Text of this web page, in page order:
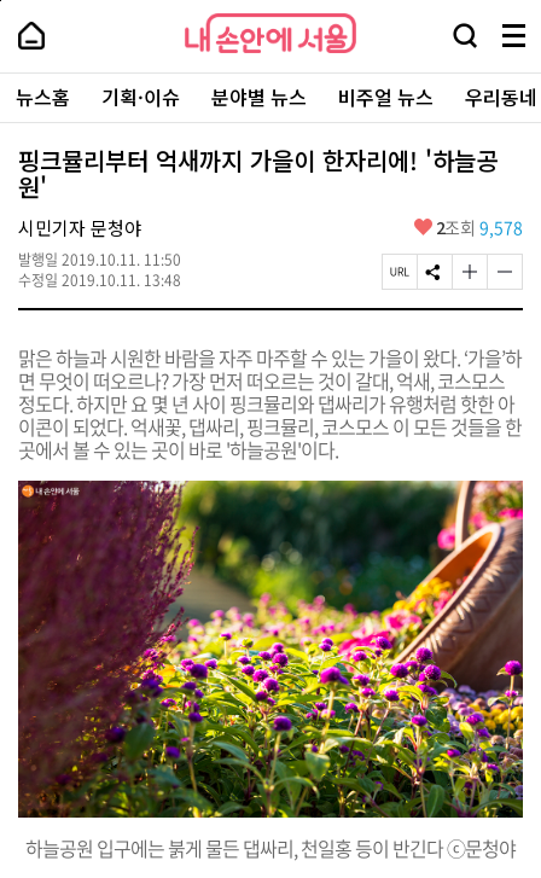
본
로
가
내
손
안
에
서
울
-
서
울
시
대
표
소
통
포
내
손
에
울
검
창
열
기
메
뉴
전
체
보
주
요
서
뉴스홈 기획·이슈 분야별 뉴스 비주얼 뉴스 우리동
핑크뮬리부터 억새까지 가을이 한자리에! '하늘공
원'
시민기자 문청야
발행일 2019.10.11. 11:50
수정일 2019.10.11. 13:48
좋
요
2조회 9,578
페
이
R
L
복
사
S
N
공
유
하
기
글
자
기
크
게
변
경
하
글
자
기
작
게
변
경
하
맑은 하늘과 시원한 바람을 자주 마주할 수 있는 가을이 왔다. ‘가을’하
면 무엇이 떠오르나? 가장 먼저 떠오르는 것이 갈대, 억새, 코스모스
정도다. 하지만 요몇 년 사이 핑크뮬리와 댑싸리가 유행처럼 핫한 아
이콘이 되었다. 억새꽃, 댑싸리, 핑크뮬리, 코스모스 이 모든 것들을 한
곳에서 볼 수 있는 곳이 바로 '하늘공원'이다.
하늘공원 입구에는 붉게 물든 댑싸리, 천일홍 등이 반긴다 ⓒ문청야
페
상
단
로